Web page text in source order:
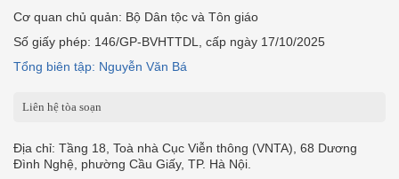
Cơ quan chủ quản: Bộ Dân tộc và Tôn giáo
Số giấy phép: 146/GP-BVHTTDL, cấp ngày 17/10/2025
Tổng biên tập: Nguyễn Văn Bá
Liên hệ tòa soạn
Địa chỉ: Tầng 18, Toà nhà Cục Viễn thông (VNTA), 68 Dương
Đình Nghệ, phường Cầu Giấy, TP. Hà Nội.